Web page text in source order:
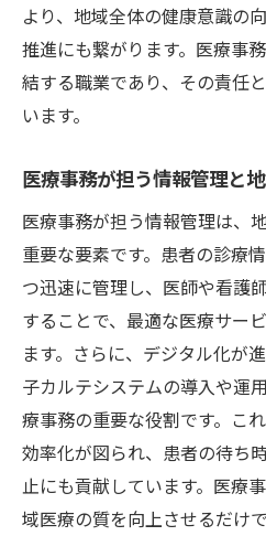
より、地域全体の健康意識の
推進にも繋がります。医療事
結する職業であり、その責任
います。
医療事務が担う情報管理と
医療事務が担う情報管理は、
重要な要素です。患者の診療
つ迅速に管理し、医師や看護
することで、最適な医療サー
ます。さらに、デジタル化が
子カルテシステムの導入や運
療事務の重要な役割です。こ
効率化が図られ、患者の待ち
止にも貢献しています。医療
域医療の質を向上させるだけ